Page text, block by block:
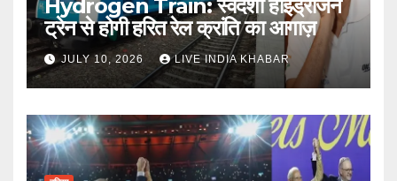
Hydrogen Train: स्वदेशी हाइड्रोजन
ट्रेन से होगी हरित रेल क्रांति का आगाज़
JULY 10, 2026 LIVE INDIA KHABAR